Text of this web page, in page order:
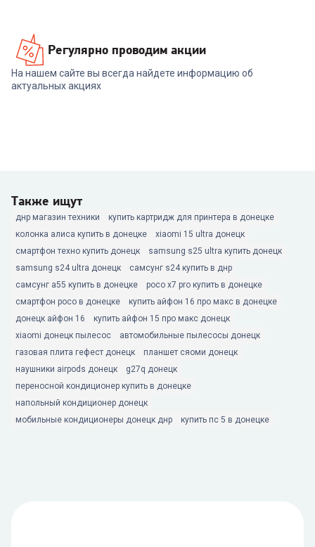
Регулярно проводим акции
На нашем сайте вы всегда найдете информацию об
актуальных акциях
Также ищут
днр магазин техники
купить картридж для принтера в донецке
колонка алиса купить в донецке
xiaomi 15 ultra донецк
смартфон техно купить донецк
samsung s25 ultra купить донецк
samsung s24 ultra донецк
самсунг s24 купить в днр
самсунг а55 купить в донецке
poco x7 pro купить в донецке
смартфон poco в донецке
купить айфон 16 про макс в донецке
донецк айфон 16
купить айфон 15 про макс донецк
xiaomi донецк пылесос
автомобильные пылесосы донецк
газовая плита гефест донецк
планшет сяоми донецк
наушники airpods донецк
g27q донецк
переносной кондиционер купить в донецке
напольный кондиционер донецк
мобильные кондиционеры донецк днр
купить пс 5 в донецке